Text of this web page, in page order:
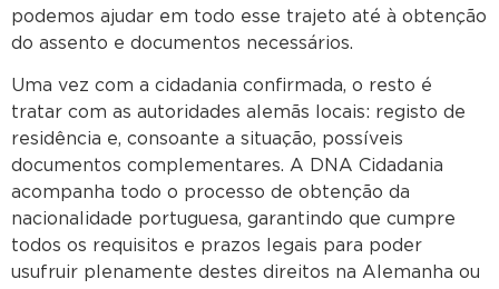
podemos ajudar em todo esse trajeto até à obtenção
do assento e documentos necessários.
Uma vez com a cidadania confirmada, o resto é
tratar com as autoridades alemãs locais: registo de
residência e, consoante a situação, possíveis
documentos complementares. A DNA Cidadania
acompanha todo o processo de obtenção da
nacionalidade portuguesa, garantindo que cumpre
todos os requisitos e prazos legais para poder
usufruir plenamente destes direitos na Alemanha ou